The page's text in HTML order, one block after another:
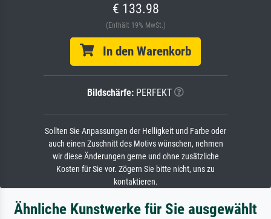
€ 133.98
(Enthält 19% MwSt.)
In den Warenkorb
Bildschärfe: PERFEKT
Sollten Sie Anpassungen der Helligkeit und Farbe oder
auch einen Zuschnitt des Motivs wünschen, nehmen
wir diese Änderungen gerne und ohne zusätzliche
Kosten für Sie vor. Zögern Sie bitte nicht, uns zu
kontaktieren.
Ähnliche Kunstwerke für Sie ausgewählt